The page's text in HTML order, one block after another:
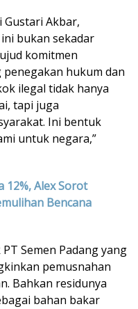
Gustari Akbar,
bukan sekadar
komitmen
hukum dan
ilegal tidak hanya
tapi juga
Ini bentuk
untuk negara,”
12%, Alex Sorot
Bencana
Semen Padang yang
pemusnahan
Bahkan residunya
bahan bakar